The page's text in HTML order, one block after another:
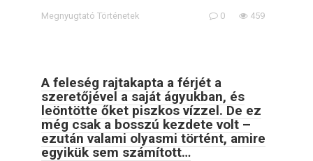
Megnyugtató Történetek 0 459
A feleség rajtakapta a férjét a
szeretőjével a saját ágyukban, és
leöntötte őket piszkos vízzel. De ez
még csak a bosszú kezdete volt –
ezután valami olyasmi történt, amire
egyikük sem számított…